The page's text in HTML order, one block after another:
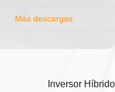
Más descargas
Inversor